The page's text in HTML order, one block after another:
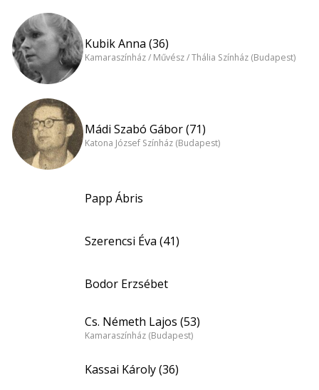
Kubik Anna (36)
Kamaraszínház / Művész / Thália Színház (Budapest)
Mádi Szabó Gábor (71)
Katona József Színház (Budapest)
Papp Ábris
Szerencsi Éva (41)
Bodor Erzsébet
Cs. Németh Lajos (53)
Kamaraszínház (Budapest)
Kassai Károly (36)